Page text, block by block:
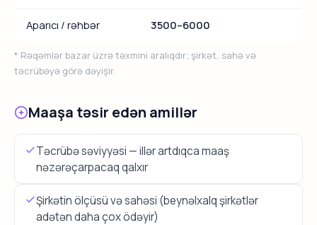
Aparıcı / rəhbər 3500–6000
* Rəqəmlər bazar üzrə təxmini aralıqdır; şirkət, sahə və
təcrübəyə görə dəyişir.
Maaşa təsir edən amillər
Təcrübə səviyyəsi — illər artdıqca maaş
nəzərəçarpacaq qalxır
Şirkətin ölçüsü və sahəsi (beynəlxalq şirkətlər
adətən daha çox ödəyir)